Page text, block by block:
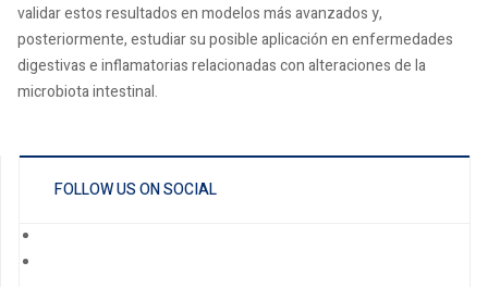
validar estos resultados en modelos más avanzados y,
posteriormente, estudiar su posible aplicación en enfermedades
digestivas e inflamatorias relacionadas con alteraciones de la
microbiota intestinal.
FOLLOW US ON SOCIAL